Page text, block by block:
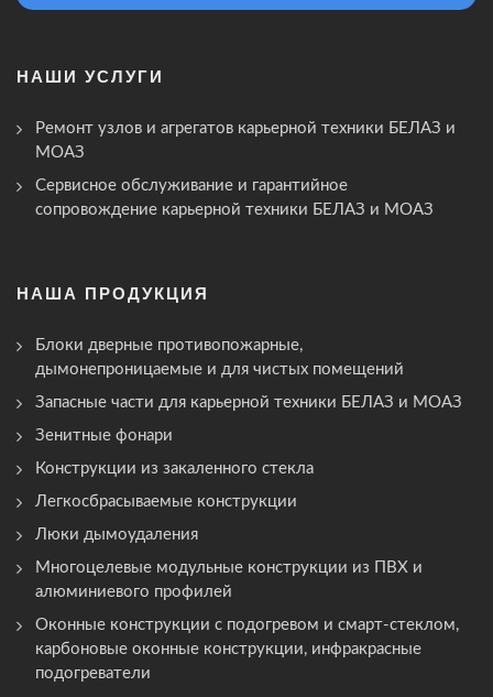
НАШИ УСЛУГИ
Ремонт узлов и агрегатов карьерной техники БЕЛАЗ и
МОАЗ
Сервисное обслуживание и гарантийное
сопровождение карьерной техники БЕЛАЗ и МОАЗ
НАША ПРОДУКЦИЯ
Блоки дверные противопожарные,
дымонепроницаемые и для чистых помещений
Запасные части для карьерной техники БЕЛАЗ и МОАЗ
Зенитные фонари
Конструкции из закаленного стекла
Легкосбрасываемые конструкции
Люки дымоудаления
Многоцелевые модульные конструкции из ПВХ и
алюминиевого профилей
Оконные конструкции с подогревом и смарт-стеклом,
карбоновые оконные конструкции, инфракрасные
подогреватели